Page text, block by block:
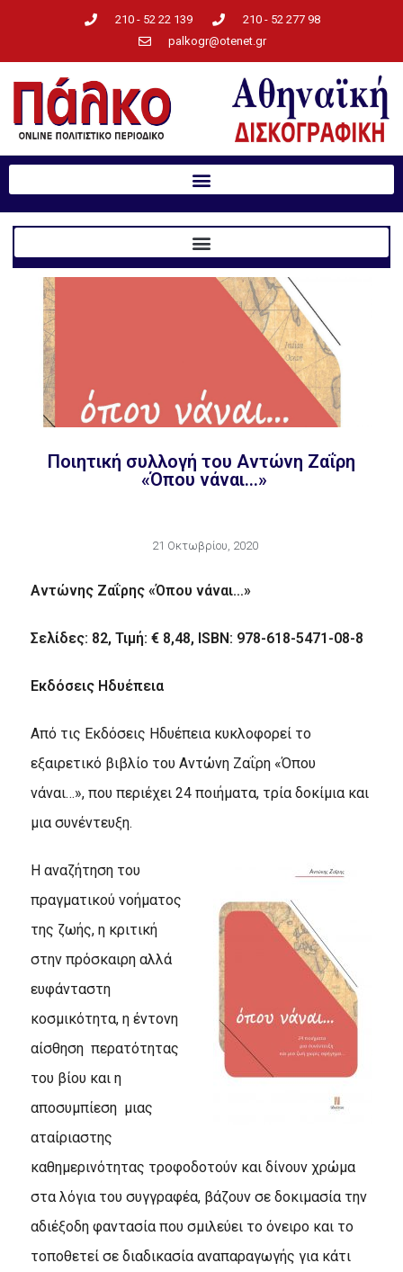
210 - 52 22 139
210 - 52 277 98
palkogr@otenet.gr
Ποιητική συλλογή του Αντώνη Ζαΐρη
«Όπου νάναι…»
21 Οκτωβρίου, 2020
Αντώνης Ζαΐρης «Όπου νάναι…»
Σελίδες: 82, Τιμή: € 8,48, ISBN: 978-618-5471-08-8
Εκδόσεις Ηδυέπεια
Από τις Εκδόσεις Ηδυέπεια κυκλοφορεί το
εξαιρετικό βιβλίο του Αντώνη Ζαΐρη «Όπου
νάναι…», που περιέχει 24 ποιήματα, τρία δοκίμια και
μια συνέντευξη.
Η αναζήτηση του
πραγματικού νοήματος
της ζωής, η κριτική
στην πρόσκαιρη αλλά
ευφάνταστη
κοσμικότητα, η έντονη
αίσθηση περατότητας
του βίου και η
αποσυμπίεση μιας
αταίριαστης
καθημερινότητας τροφοδοτούν και δίνουν χρώμα
στα λόγια του συγγραφέα, βάζουν σε δοκιμασία την
αδιέξοδη φαντασία που σμιλεύει το όνειρο και το
τοποθετεί σε διαδικασία αναπαραγωγής για κάτι